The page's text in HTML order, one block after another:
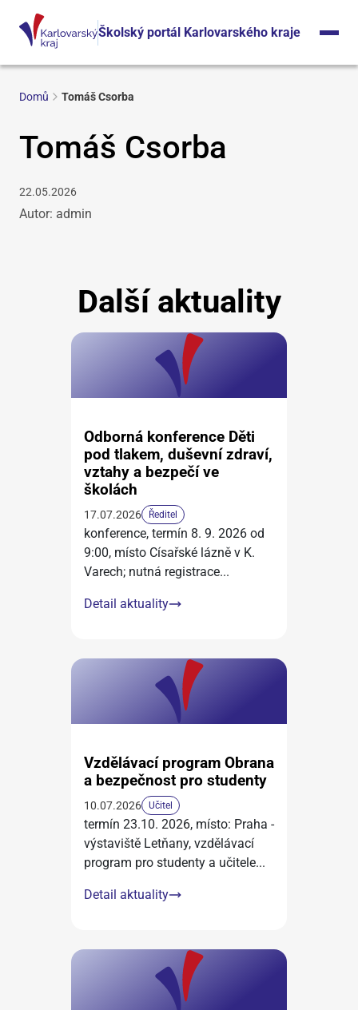
Školský portál Karlovarského kraje
Domů Tomáš Csorba
Tomáš Csorba
22.05.2026
Autor: admin
Další aktuality
Odborná konference Děti
pod tlakem, duševní zdraví,
vztahy a bezpečí ve
školách
17.07.2026 Ředitel
konference, termín 8. 9. 2026 od
9:00, místo Císařské lázně v K.
Varech; nutná registrace...
Detail aktuality
Vzdělávací program Obrana
a bezpečnost pro studenty
10.07.2026 Učitel
termín 23.10. 2026, místo: Praha -
výstaviště Letňany, vzdělávací
program pro studenty a učitele...
Detail aktuality